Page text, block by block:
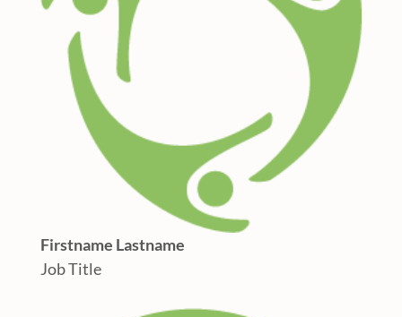
Firstname Lastname
Job Title